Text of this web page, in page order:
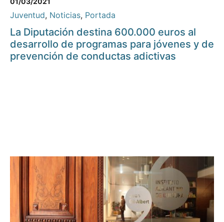
Juventud, Noticias, Portada
La Diputación destina 600.000 euros al
desarrollo de programas para jóvenes y de
prevención de conductas adictivas